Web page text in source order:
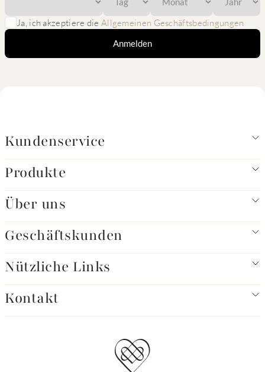
Ja, ich akzeptiere die Allgemeinen Geschäftsbedingungen
Anmelden
Kundenservice
Produkte
Über uns
Geschäftskunden
Nützliche Links
Kontakt